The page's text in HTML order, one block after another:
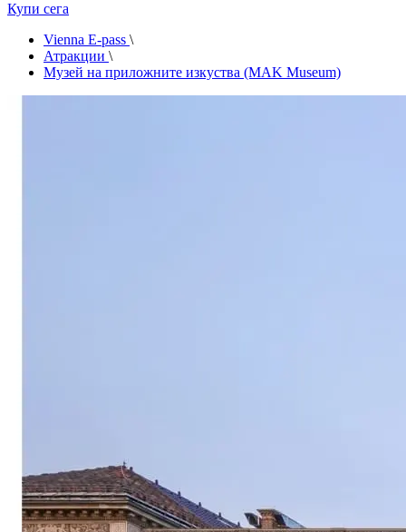
Купи сега
Vienna E-pass \
Атракции \
Музей на приложните изкуства (MAK Museum)